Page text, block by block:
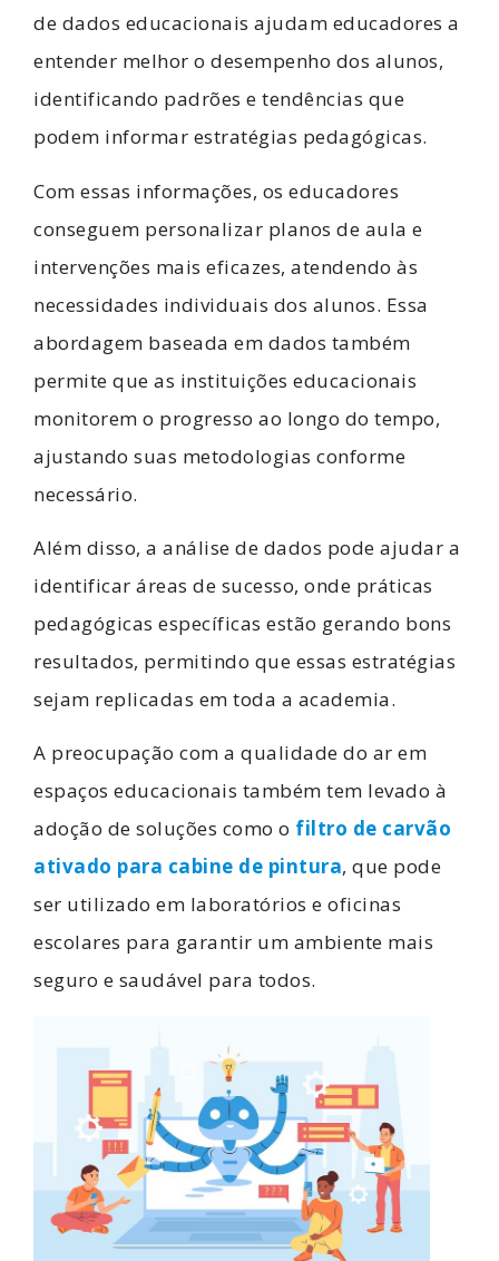
de dados educacionais ajudam educadores a
entender melhor o desempenho dos alunos,
identificando padrões e tendências que
podem informar estratégias pedagógicas.
Com essas informações, os educadores
conseguem personalizar planos de aula e
intervenções mais eficazes, atendendo às
necessidades individuais dos alunos. Essa
abordagem baseada em dados também
permite que as instituições educacionais
monitorem o progresso ao longo do tempo,
ajustando suas metodologias conforme
necessário.
Além disso, a análise de dados pode ajudar a
identificar áreas de sucesso, onde práticas
pedagógicas específicas estão gerando bons
resultados, permitindo que essas estratégias
sejam replicadas em toda a academia.
A preocupação com a qualidade do ar em
espaços educacionais também tem levado à
adoção de soluções como o filtro de carvão
ativado para cabine de pintura, que pode
ser utilizado em laboratórios e oficinas
escolares para garantir um ambiente mais
seguro e saudável para todos.